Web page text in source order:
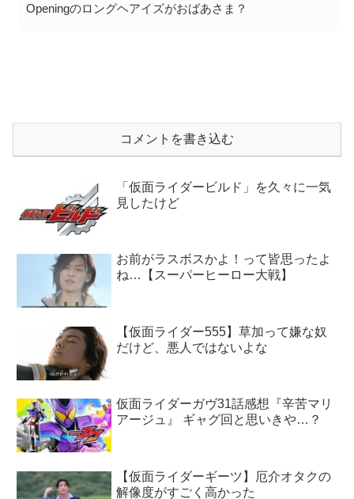
Openingのロングヘアイズがおばあさま？
コメントを書き込む
「仮面ライダービルド」を久々に一気
見したけど
お前がラスボスかよ！って皆思ったよ
ね…【スーパーヒーロー大戦】
【仮面ライダー555】草加って嫌な奴
だけど、悪人ではないよな
仮面ライダーガヴ31話感想『辛苦マリ
アージュ』 ギャグ回と思いきや…？
【仮面ライダーギーツ】厄介オタクの
解像度がすごく高かった